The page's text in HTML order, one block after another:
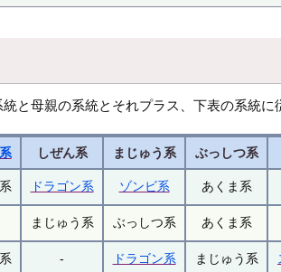
と母親の系統とそれプラス、下表の系統
しぜん系 まじゅう系 ぶっしつ系
ドラゴン系 ゾンビ系 あくま系
まじゅう系 ぶっしつ系 あくま系
- ドラゴン系 まじゅう系